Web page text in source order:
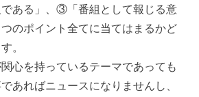
ある」、③「番組として報じる意
のポイント全てに当てはまるかど
。
心を持っているテーマであっても
あればニュースになりませんし、